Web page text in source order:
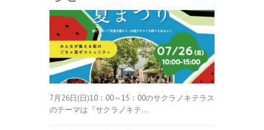
7月26日(日)10：00～15：00のサクラノキテラス
のテーマは『サクラノキテ…